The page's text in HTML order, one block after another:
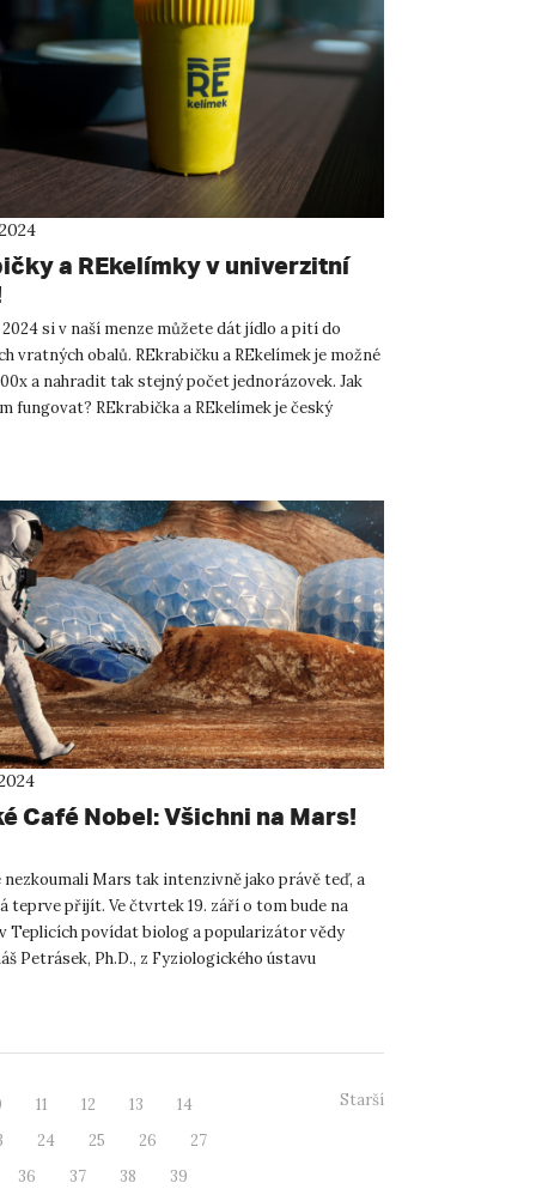
a REkelímky v univerzitní
si v naší menze můžete dát jídlo a pití do
vratných obalů. REkrabičku a REkelímek je možné
a nahradit tak stejný počet jednorázovek. Jak
fungovat? REkrabička a REkelímek je český
Café Nobel: Všichni na Mars!
Mars tak intenzivně jako právě teď, a
teprve přijít. Ve čtvrtek 19. září o tom bude na
Teplicích povídat biolog a popularizátor vědy
Petrásek, Ph.D., z Fyziologického ústavu
11 12 13
14
24 25 26
27
36
37 38
39
Starší